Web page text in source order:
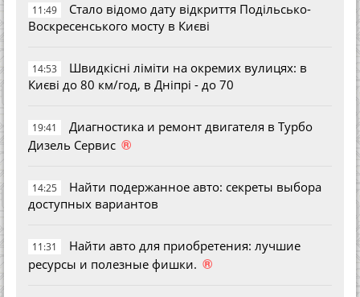
11:49
Стало відомо дату відкриття Подільсько-
Воскресенського мосту в Києві
14:53
Швидкісні ліміти на окремих вулицях: в
Києві до 80 км/год, в Дніпрі - до 70
19:41
Диагностика и ремонт двигателя в Турбо
Дизель Сервис ®
14:25
Найти подержанное авто: секреты выбора
доступных вариантов
11:31
Найти авто для приобретения: лучшие
ресурсы и полезные фишки. ®